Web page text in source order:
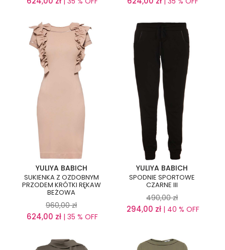
YULIYA BABICH
SUKIENKA Z OZDOBNYM
PRZODEM KRÓTKI RĘKAW
BEŻOWA
960,00 zł
624,00 zł| 35 % OFF
YULIYA BABICH
SPODNIE SPORTOWE
CZARNE III
490,00 zł
294,00 zł| 40 % OFF